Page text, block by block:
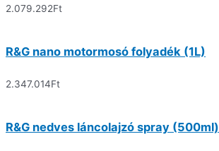
2.079.292Ft
R&G nano motormosó folyadék (1L)
2.347.014Ft
R&G nedves láncolajzó spray (500ml)